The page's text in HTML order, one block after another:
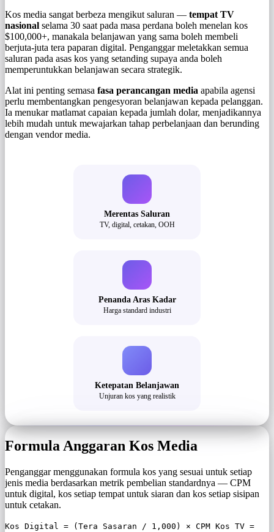
Kos media sangat berbeza mengikut saluran — tempat TV
nasional selama 30 saat pada masa perdana boleh menelan kos
$100,000+, manakala belanjawan yang sama boleh membeli
berjuta-juta tera paparan digital. Penganggar meletakkan semua
saluran pada asas kos yang setanding supaya anda boleh
memperuntukkan belanjawan secara strategik.
Alat ini penting semasa fasa perancangan media apabila agensi
perlu membentangkan pengesyoran belanjawan kepada pelanggan.
Ia menukar matlamat capaian kepada jumlah dolar, menjadikannya
lebih mudah untuk mewajarkan tahap perbelanjaan dan berunding
dengan vendor media.
Merentas Saluran
TV, digital, cetakan, OOH
Penanda Aras Kadar
Harga standard industri
Ketepatan Belanjawan
Unjuran kos yang realistik
Formula Anggaran Kos Media
Penganggar menggunakan formula kos yang sesuai untuk setiap
jenis media berdasarkan metrik pembelian standardnya — CPM
untuk digital, kos setiap tempat untuk siaran dan kos setiap sisipan
untuk cetakan.
Kos Digital = (Tera Sasaran / 1,000) × CPM Kos TV =